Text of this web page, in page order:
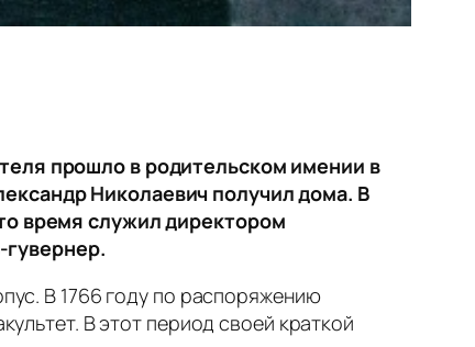
прошло в родительском имении в
Николаевич получил дома. В
время служил директором
В 1766 году по распоряжению
В этот период своей краткой